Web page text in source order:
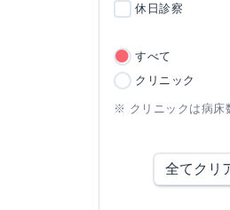
休日診察
すべて
クリニック
※ クリニックは病床
全てクリ